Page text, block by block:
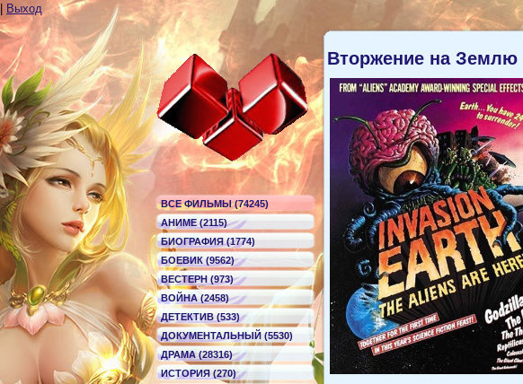
Выход
ВСЕ ФИЛЬМЫ (74245)
АНИМЕ (2115)
БИОГРАФИЯ (1774)
БОЕВИК (9562)
ВЕСТЕРН (973)
ВОЙНА (2458)
ДЕТЕКТИВ (533)
ДОКУМЕНТАЛЬНЫЙ (5530)
ДРАМА (28316)
ИСТОРИЯ (270)
Вторжение на Землю